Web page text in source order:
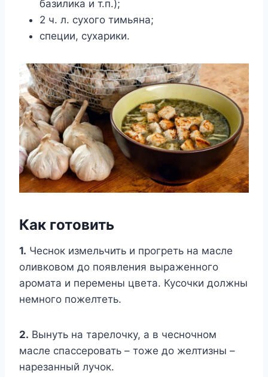
базилика и т.п.);
2 ч. л. сухого тимьяна;
специи, сухарики.
Как готовить
1. Чеснок измельчить и прогреть на масле
оливковом до появления выраженного
аромата и перемены цвета. Кусочки должны
немного пожелтеть.
2. Вынуть на тарелочку, а в чесночном
масле спассеровать – тоже до желтизны –
нарезанный лучок.